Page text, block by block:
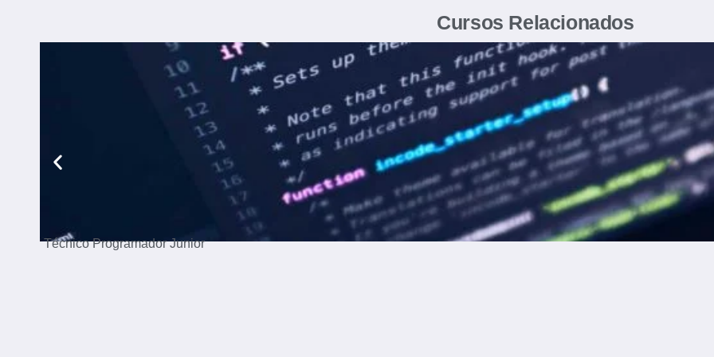
Cursos Relacionados
Técnico Programador Junior
Ver Carrera